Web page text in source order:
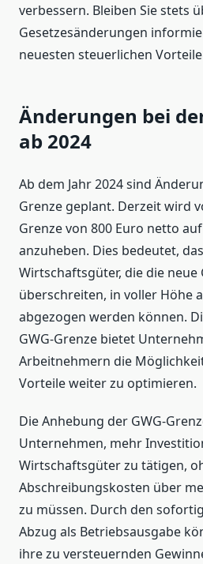
verbessern. Bleiben Sie stets
Gesetzesänderungen
neuesten steuerlichen
Änderungen bei
ab 2024
Ab dem Jahr 2024 sind
Grenze geplant. Derzeit wird
Grenze von 800 Euro netto
anzuheben. Dies bedeutet,
Wirtschaftsgüter, die die neue
überschreiten, in voller Höhe
abgezogen werden können.
GWG-Grenze bietet
Arbeitnehmern die
Vorteile weiter zu optimieren.
Die Anhebung der GWG-
Unternehmen, mehr
Wirtschaftsgüter zu tätigen,
Abschreibungskosten über
zu müssen. Durch den
Abzug als Betriebsausgabe
ihre zu versteuernden